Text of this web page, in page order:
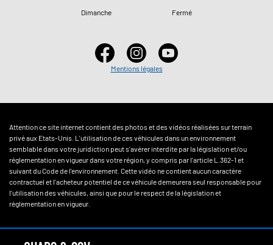
Dimanche
Fermé
Mentions légales
Attention ce site internet contient des photos et des vidéos réalisées sur terrain
privé aux Etats-Unis. L'utilisation de ces véhicules dans un environnement
semblable dans votre juridiction peut s'avérer interdite par la législation et/ou
réglementation en vigueur dans votre région, y compris par l'article L.362-1 et
suivant du Code de l'environnement. Cette vidéo ne contient aucun caractère
contractuel et l'acheteur potentiel de ce véhicule demeurera seul responsable pour
l'utilisation des véhicules, ainsi que pour le respect de la législation et
réglementation en vigueur.